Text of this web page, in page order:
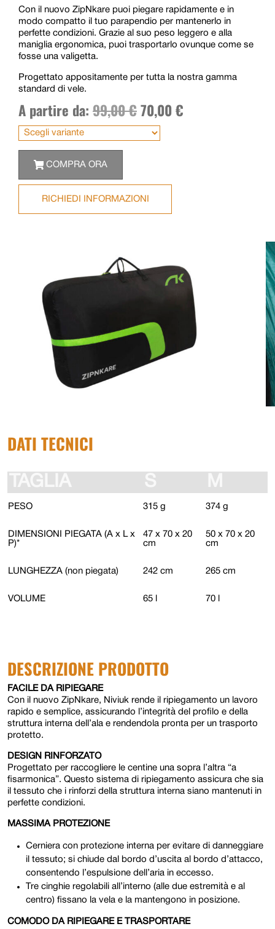
Con il nuovo ZipNkare puoi piegare rapidamente e in
modo compatto il tuo parapendio per mantenerlo in
perfette condizioni. Grazie al suo peso leggero e alla
maniglia ergonomica, puoi trasportarlo ovunque come se
fosse una valigetta.
Progettato appositamente per tutta la nostra gamma
standard di vele.
A partire da: 99,00€70,00 €
COMPRA ORA
RICHIEDI INFORMAZIONI
DATI TECNICI
TAGLIA S M
PESO 315 g 374 g
DIMENSIONI PIEGATA (A x L x
P)*
47 x 70 x 20
cm
50 x 70 x 20
cm
LUNGHEZZA (non piegata) 242 cm 265 cm
VOLUME 65 l 70 l
DESCRIZIONE PRODOTTO
FACILE DA RIPIEGARE
Con il nuovo ZipNkare, Niviuk rende il ripiegamento un lavoro
rapido e semplice, assicurando l’integrità del profilo e della
struttura interna dell’ala e rendendola pronta per un trasporto
protetto.
DESIGN RINFORZATO
Progettato per raccogliere le centine una sopra l’altra “a
fisarmonica”. Questo sistema di ripiegamento assicura che sia
il tessuto che i rinforzi della struttura interna siano mantenuti in
perfette condizioni.
MASSIMA PROTEZIONE
Cerniera con protezione interna per evitare di danneggiare
il tessuto; si chiude dal bordo d’uscita al bordo d’attacco,
consentendo l’espulsione dell’aria in eccesso.
Tre cinghie regolabili all’interno (alle due estremità e al
centro) fissano la vela e la mantengono in posizione.
COMODO DA RIPIEGARE E TRASPORTARE